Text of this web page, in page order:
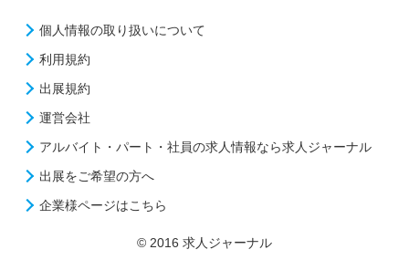
個人情報の取り扱いについて
利用規約
出展規約
運営会社
アルバイト・パート・社員の求人情報なら求人ジャーナル
出展をご希望の方へ
企業様ページはこちら
© 2016 求人ジャーナル